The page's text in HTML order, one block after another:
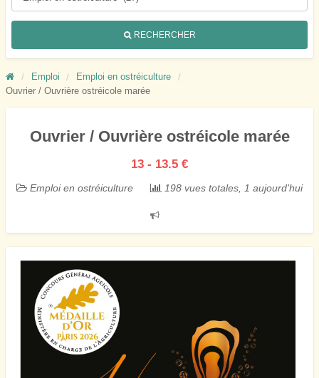
RECHERCHER
Emploi
Emploi en ostréiculture
Ouvrier / Ouvrière ostréicole marée
Ouvrier / Ouvrière ostréicole marée
13 - 13.5 €
Emploi en ostréiculture 198 vues totales, 1 aujourd'hui
Signaler
un
problème